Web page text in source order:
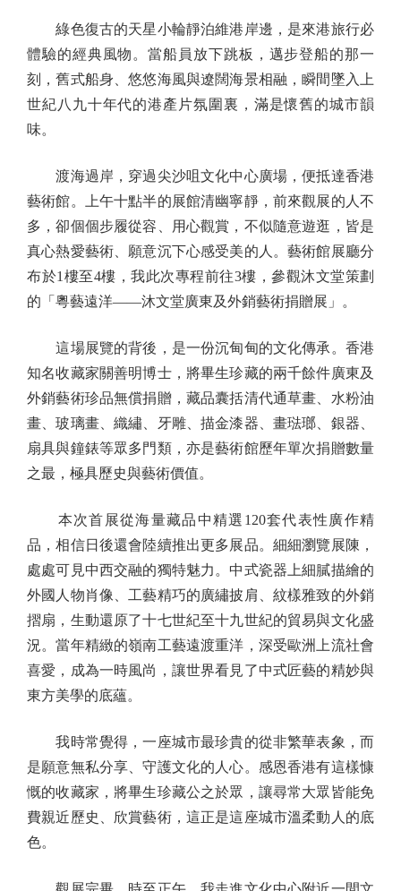
綠色復古的天星小輪靜泊維港岸邊，是來港旅行必
體驗的經典風物。當船員放下跳板，邁步登船的那一
刻，舊式船身、悠悠海風與遼闊海景相融，瞬間墜入上
世紀八九十年代的港產片氛圍裏，滿是懷舊的城市韻
味。
渡海過岸，穿過尖沙咀文化中心廣場，便抵達香港
藝術館。上午十點半的展館清幽寧靜，前來觀展的人不
多，卻個個步履從容、用心觀賞，不似隨意遊逛，皆是
真心熱愛藝術、願意沉下心感受美的人。藝術館展廳分
布於1樓至4樓，我此次專程前往3樓，參觀沐文堂策劃
的「粵藝遠洋——沐文堂廣東及外銷藝術捐贈展」。
這場展覽的背後，是一份沉甸甸的文化傳承。香港
知名收藏家關善明博士，將畢生珍藏的兩千餘件廣東及
外銷藝術珍品無償捐贈，藏品囊括清代通草畫、水粉油
畫、玻璃畫、織繡、牙雕、描金漆器、畫琺瑯、銀器、
扇具與鐘錶等眾多門類，亦是藝術館歷年單次捐贈數量
之最，極具歷史與藝術價值。
本次首展從海量藏品中精選120套代表性廣作精
品，相信日後還會陸續推出更多展品。細細瀏覽展陳，
處處可見中西交融的獨特魅力。中式瓷器上細膩描繪的
外國人物肖像、工藝精巧的廣繡披肩、紋樣雅致的外銷
摺扇，生動還原了十七世紀至十九世紀的貿易與文化盛
況。當年精緻的嶺南工藝遠渡重洋，深受歐洲上流社會
喜愛，成為一時風尚，讓世界看見了中式匠藝的精妙與
東方美學的底蘊。
我時常覺得，一座城市最珍貴的從非繁華表象，而
是願意無私分享、守護文化的人心。感恩香港有這樣慷
慨的收藏家，將畢生珍藏公之於眾，讓尋常大眾皆能免
費親近歷史、欣賞藝術，這正是這座城市溫柔動人的底
色。